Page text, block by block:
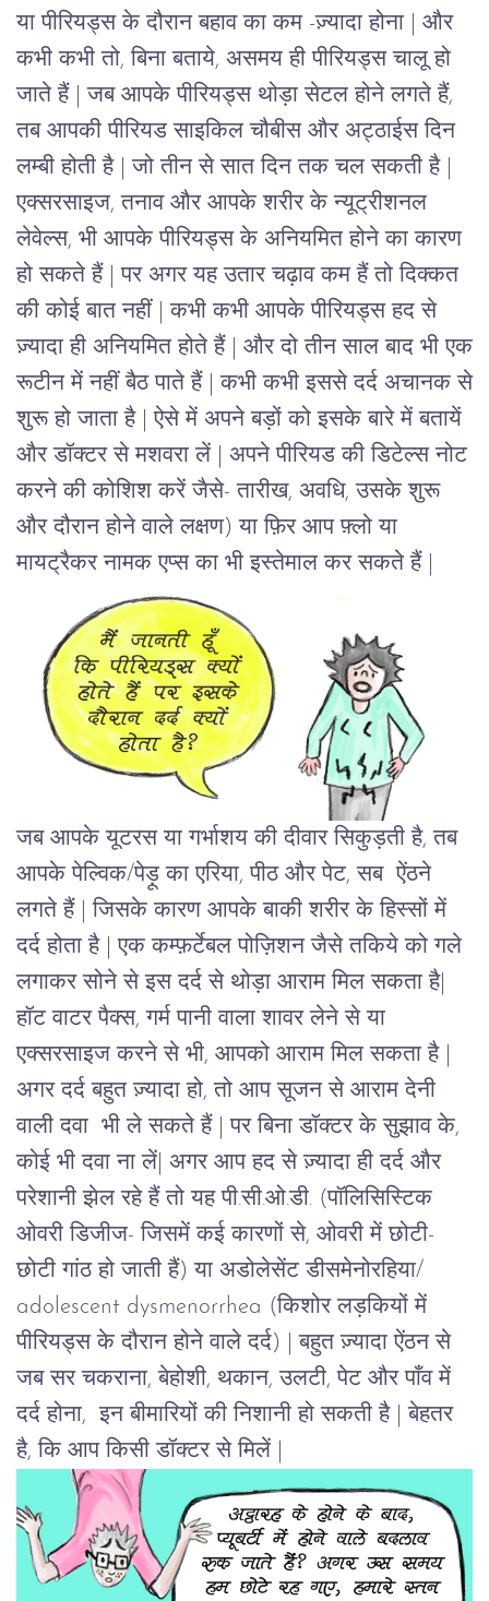
या पीरियड्स के दौरान बहाव का कम -ज़्यादा होना | और
कभी कभी तो, बिना बताये, असमय ही पीरियड्स चालू हो
जाते हैं | जब आपके पीरियड्स थोड़ा सेटल होने लगते हैं,
तब आपकी पीरियड साइकिल चौबीस और अट्ठाईस दिन
लम्बी होती है | जो तीन से सात दिन तक चल सकती है |
एक्सरसाइज, तनाव और आपके शरीर के न्यूट्रीशनल
लेवेल्स, भी आपके पीरियड्स के अनियमित होने का कारण
हो सकते हैं | पर अगर यह उतार चढ़ाव कम हैं तो दिक्कत
की कोई बात नहीं | कभी कभी आपके पीरियड्स हद से
ज़्यादा ही अनियमित होते हैं | और दो तीन साल बाद भी एक
रूटीन में नहीं बैठ पाते हैं | कभी कभी इससे दर्द अचानक से
शुरू हो जाता है | ऐसे में अपने बड़ों को इसके बारे में बतायें
और डॉक्टर से मशवरा लें | अपने पीरियड की डिटेल्स नोट
करने की कोशिश करें जैसे- तारीख, अवधि, उसके शुरू
और दौरान होने वाले लक्षण) या फ़िर आप फ़्लो या
मायट्रैकर नामक एप्स का भी इस्तेमाल कर सकते हैं |
जब आपके यूटरस या गर्भाशय की दीवार सिकुड़ती है, तब
आपके पेल्विक/पेड़ू का एरिया, पीठ और पेट, सब ऐंठने
लगते हैं | जिसके कारण आपके बाकी शरीर के हिस्सों में
दर्द होता है | एक कम्फ़र्टेबल पोज़िशन जैसे तकिये को गले
लगाकर सोने से इस दर्द से थोड़ा आराम मिल सकता है|
हॉट वाटर पैक्स, गर्म पानी वाला शावर लेने से या
एक्सरसाइज करने से भी, आपको आराम मिल सकता है |
अगर दर्द बहुत ज़्यादा हो, तो आप सूजन से आराम देनी
वाली दवा भी ले सकते हैं | पर बिना डॉक्टर के सुझाव के,
कोई भी दवा ना लें| अगर आप हद से ज़्यादा ही दर्द और
परेशानी झेल रहे हैं तो यह पी.सी.ओ.डी. (पॉलिसिस्टिक
ओवरी डिजीज- जिसमें कई कारणों से, ओवरी में छोटी-
छोटी गांठ हो जाती हैं) या अडोलेसेंट डीसमेनोरहिया/
adolescent dysmenorrhea (किशोर लड़कियों में
पीरियड्स के दौरान होने वाले दर्द) | बहुत ज़्यादा ऐंठन से
जब सर चकराना, बेहोशी, थकान, उलटी, पेट और पाँव में
दर्द होना, इन बीमारियों की निशानी हो सकती है | बेहतर
है, कि आप किसी डॉक्टर से मिलें |